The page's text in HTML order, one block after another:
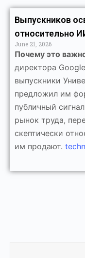
Выпускников
относительно
June 21, 2026
Почему это
директора
выпускники
предложил им
публичный
рынок труда,
скептически
им продают.